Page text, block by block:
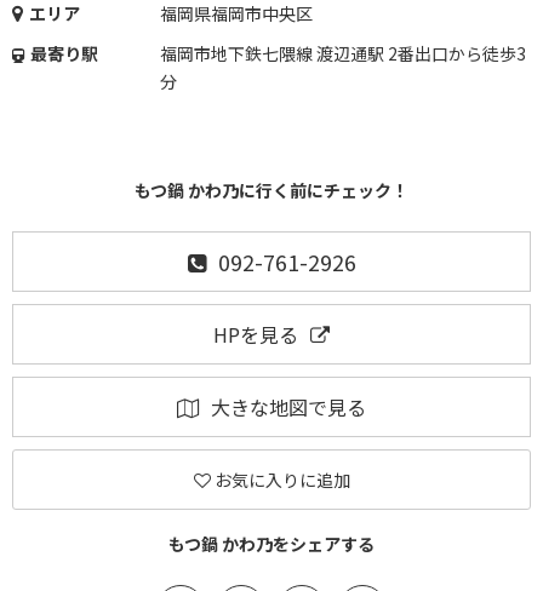
エリア
福岡県福岡市中央区
最寄り駅
福岡市地下鉄七隈線 渡辺通駅 2番出口から徒歩3
分
もつ鍋 かわ乃に行く前にチェック！
092-761-2926
HPを見る
大きな地図で見る
お気に入りに追加
もつ鍋 かわ乃をシェアする